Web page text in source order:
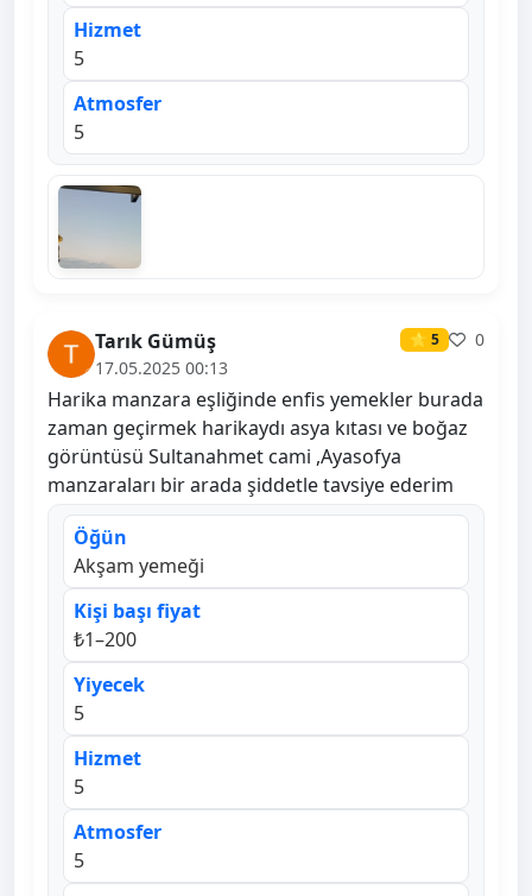
Hizmet
5
Atmosfer
5
Tarık Gümüş ⭐ 5
0
17.05.2025 00:13
Harika manzara eşliğinde enfis yemekler burada
zaman geçirmek harikaydı asya kıtası ve boğaz
görüntüsü Sultanahmet cami ,Ayasofya
manzaraları bir arada şiddetle tavsiye ederim
Öğün
Akşam yemeği
Kişi başı fiyat
₺1–200
Yiyecek
5
Hizmet
5
Atmosfer
5